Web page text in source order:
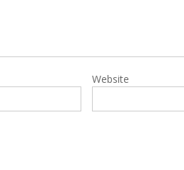
Website